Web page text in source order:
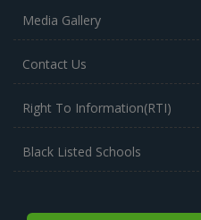
Media Gallery
Contact Us
Right To Information(RTI)
Black Listed Schools